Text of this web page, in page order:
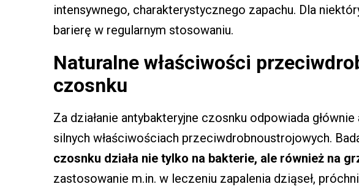
intensywnego, charakterystycznego zapachu. Dla
barierę w regularnym stosowaniu.
Naturalne właściwości
czosnku
Za działanie antybakteryjne czosnku odpowiada
silnych właściwościach przeciwdrobnoustrojowych.
czosnku działa nie tylko na bakterie, ale również na
zastosowanie m.in. w leczeniu zapalenia dziąseł,